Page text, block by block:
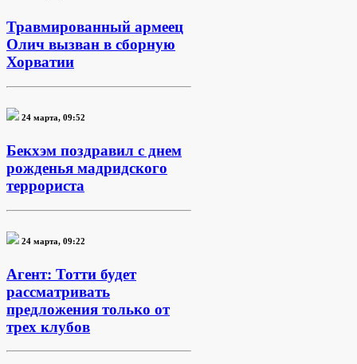
Травмированный армеец
Олич вызван в сборную
Хорватии
24 марта, 09:52
Бекхэм поздравил с днем
рожденья мадридского
террориста
24 марта, 09:22
Агент: Тотти будет
рассматривать
предложения только от
трех клубов